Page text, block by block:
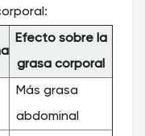
Efecto sobre la
grasa corporal
Más grasa
abdominal